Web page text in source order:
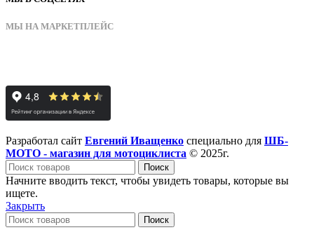
МЫ НА МАРКЕТПЛЕЙС
Разработал сайт Евгений Иващенко специально для ШБ-
МОТО - магазин для мотоциклиста © 2025г.
Поиск
Начните вводить текст, чтобы увидеть товары, которые вы
ищете.
Закрыть
Поиск